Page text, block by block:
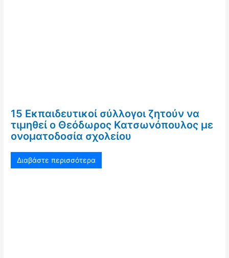
15 Εκπαιδευτικοί σύλλογοι ζητούν να
τιμηθεί ο Θεόδωρος Κατσωνόπουλος με
ονοματοδοσία σχολείου
Διαβάστε περισσότερα